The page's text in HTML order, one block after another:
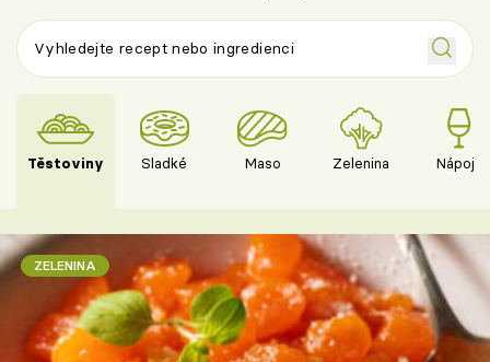
Těstoviny Sladké Maso Zelenina Nápoje
ZELENINA